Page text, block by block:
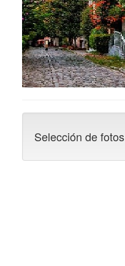
Selección de fotos